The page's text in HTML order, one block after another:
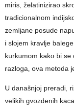
miris, želatinizirao
tradicionalnom
zemljane posude
i slojem kravlje
kurkumom kako bi se
razloga, ova metoda
U današnjoj preradi,
velikih gvozdenih